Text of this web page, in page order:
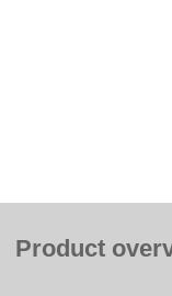
Product